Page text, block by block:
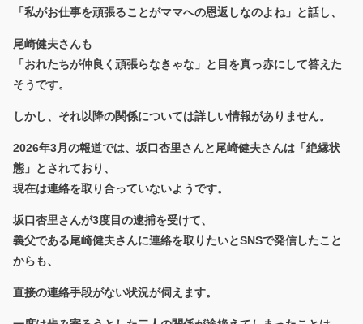
「私がお仕事を頑張ることがママへの恩返しなのよね」と話し、
尾崎健夫さんも
「おれたちが仲良く頑張らなきゃな」と目を真っ赤にして答えた
そうです。
しかし、それ以降の関係については詳しい情報がありません。
2026年3月の報道では、坂口杏里さんと尾崎健夫さんは「絶縁状
態」とされており、
現在は連絡を取り合っていないようです。
坂口杏里さんが3度目の逮捕を受けて、
義父である尾崎健夫さんに連絡を取りたいとSNSで発信したこと
からも、
直接の連絡手段がない状況が伺えます。